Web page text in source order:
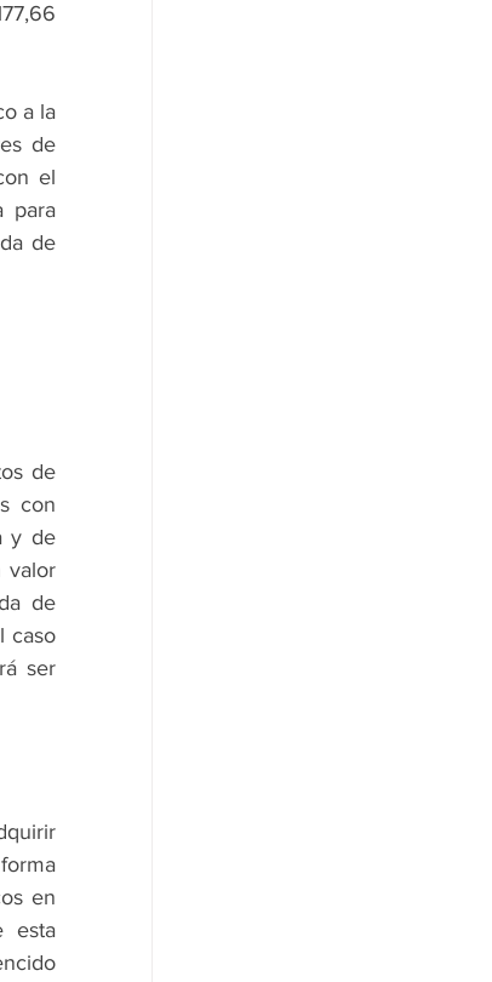
a la
de
el
para
de
de
con
y de
valor
de
caso
ser
en
esta